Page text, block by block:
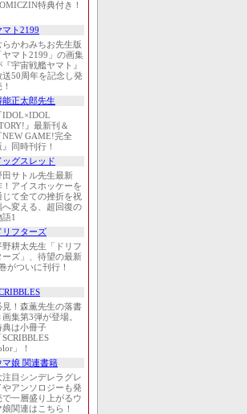
特典付き！
マト2199
らかわみちお先生版
ヤマト2199」の画集
『宇宙戦艦ヤマト』
送50周年を記念し発
能正太郎先生
IDOL×IDOL
』最新刊＆
NEW GAME!完全
』同時刊行！
ッグスレッド
田サトル先生最新
！アイスホッケーを
じて全ての挫折を祝
へ変える、超回復の
語1
リフターズ
野耕太先生「ドリフ
ーズ」、待望の最新
がついに刊行！
見！森薫先生の落書
画集第3弾が登場。
典は小冊子
SCRIBBLES
」！
マ娘 関連書籍
注目シンデレラグレ
やアンソロジーも発
で一層盛り上がるウ
娘関連はこちら！